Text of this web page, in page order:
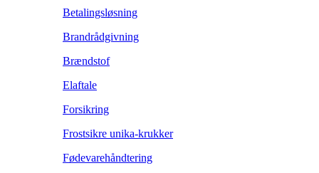
Betalingsløsning
Brandrådgivning
Brændstof
Elaftale
Forsikring
Frostsikre unika-krukker
Fødevarehåndtering